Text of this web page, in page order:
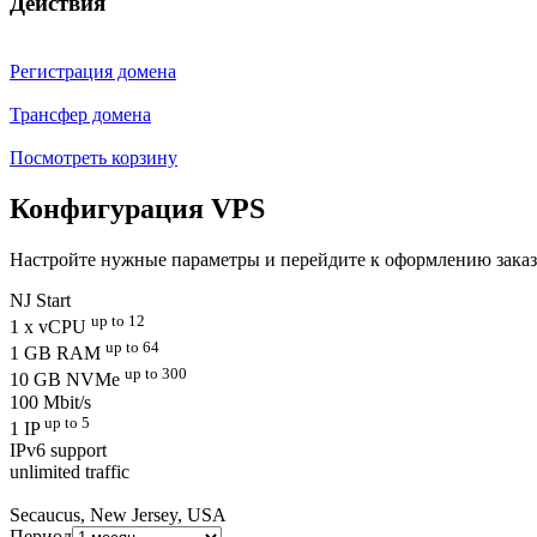
Регистрация домена
Трансфер домена
Посмотреть корзину
Конфигурация VPS
Настройте нужные параметры и перейдите к оформлению
NJ Start
1 x vCPU up to 12
1 GB RAM up to 64
10 GB NVMe up to 300
100 Mbit/s
1 IP up to 5
IPv6 support
unlimited traffic
Secaucus, New Jersey, USA